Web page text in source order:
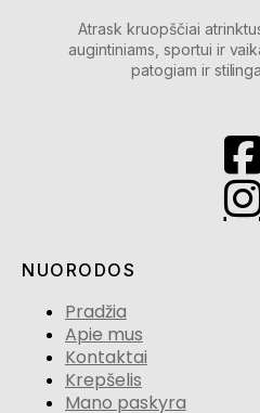
Atrask kruopščiai
augintiniams, sportui ir
patogiam ir
NUORODOS
Pradžia
Apie mus
Kontaktai
Krepšelis
Mano paskyra